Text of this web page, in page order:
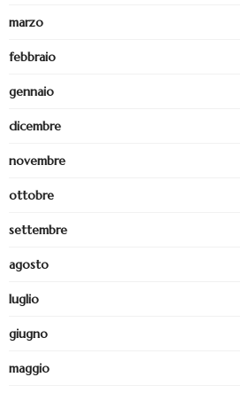
marzo
febbraio
gennaio
dicembre
novembre
ottobre
settembre
agosto
luglio
giugno
maggio